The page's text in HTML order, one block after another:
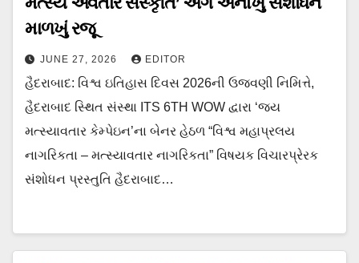
માળખું રજૂ
JUNE 27, 2026 EDITOR
હૈદરાબાદ: વિશ્વ ઇતિહાસ દિવસ 2026ની ઉજવણી નિમિત્તે,
હૈદરાબાદ સ્થિત સંસ્થા ITS 6TH WOW દ્વારા ‘જય
મત્સ્યાવતાર કેમ્પેઇન’ના બેનર હેઠળ “વિશ્વ મહાપ્રલય
નાગરિકતા – મત્સ્યાવતાર નાગરિકતા” વિષયક વિચારપ્રેરક
સંશોધન પ્રસ્તુતિ હૈદરાબાદ…